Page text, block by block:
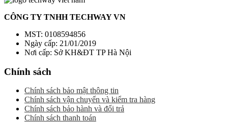
CÔNG TY TNHH TECHWAY VN
MST: 0108594856
Ngày cấp: 21/01/2019
Nơi cấp: Sở KH&ĐT TP Hà Nội
Chính sách
Chính sách bảo mật thông tin
Chính sách vận chuyển và kiểm tra hàng
Chính sách bảo hành và đổi trả
Chính sách thanh toán